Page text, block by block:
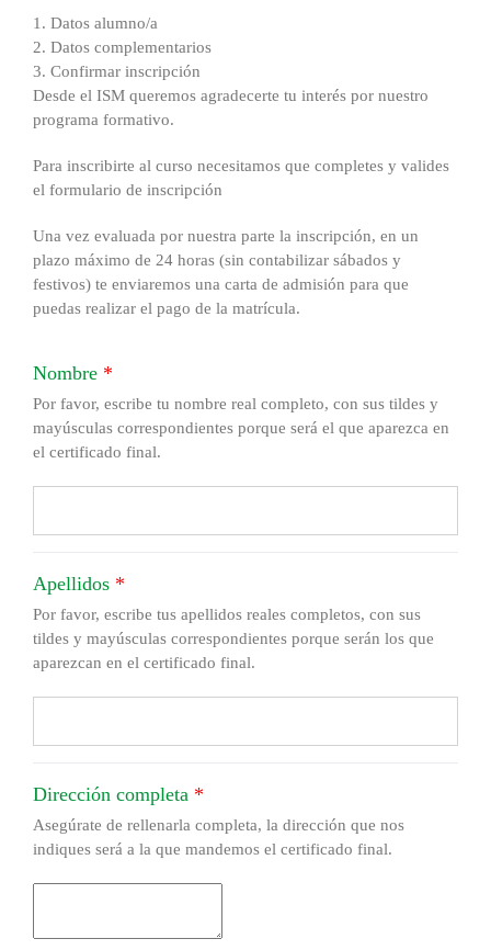
1. Datos alumno/a
2. Datos complementarios
3. Confirmar inscripción
Desde el ISM queremos agradecerte tu interés por nuestro
programa formativo.
Para inscribirte al curso necesitamos que completes y valides
el formulario de inscripción
Una vez evaluada por nuestra parte la inscripción, en un
plazo máximo de 24 horas (sin contabilizar sábados y
festivos) te enviaremos una carta de admisión para que
puedas realizar el pago de la matrícula.
Nombre *
Por favor, escribe tu nombre real completo, con sus tildes y
mayúsculas correspondientes porque será el que aparezca en
el certificado final.
Apellidos *
Por favor, escribe tus apellidos reales completos, con sus
tildes y mayúsculas correspondientes porque serán los que
aparezcan en el certificado final.
Dirección completa *
Asegúrate de rellenarla completa, la dirección que nos
indiques será a la que mandemos el certificado final.